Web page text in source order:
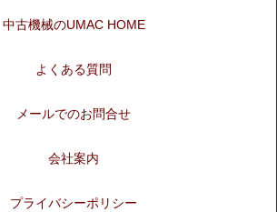
中古機械のUMAC HOME
よくある質問
メールでのお問合せ
会社案内
プライバシーポリシー